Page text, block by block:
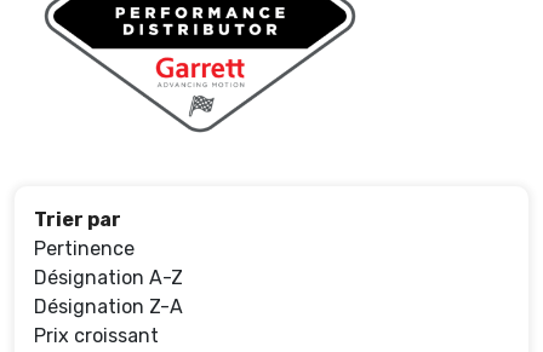
Trier par
Pertinence
Désignation A-Z
Désignation Z-A
Prix croissant